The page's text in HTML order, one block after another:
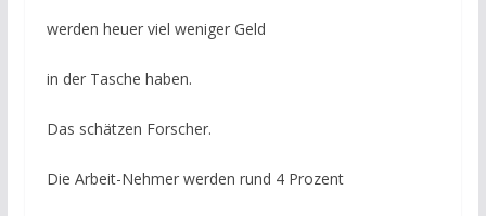
werden heuer viel weniger Geld
in der Tasche haben.
Das schätzen Forscher.
Die Arbeit-Nehmer werden rund 4 Prozent